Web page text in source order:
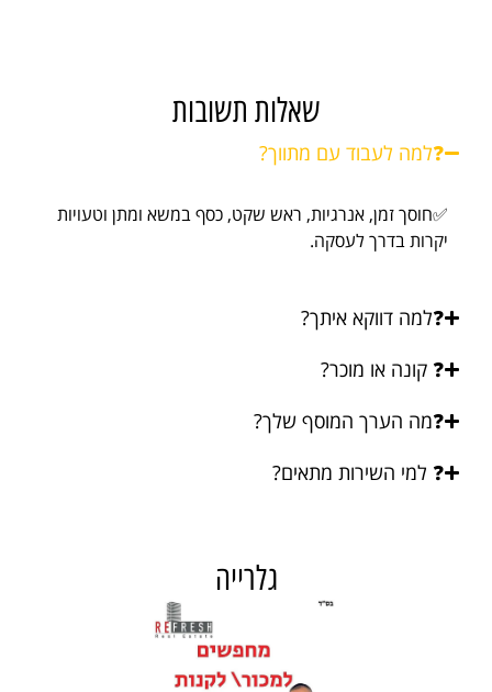
שאלות תשובות
לעבוד עם מתווך?
זמן, אנרגיות, ראש שקט, כסף במשא ומתן וטעויות
בדרך לעסקה.
דווקא איתך?
או מוכר?
הערך המוסף שלך?
השירות מתאים?